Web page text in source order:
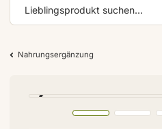
Nahrungsergänzung